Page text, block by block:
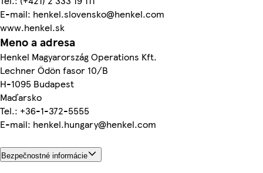
E-mail: henkel.slovensko@henkel.com
www.henkel.sk
Meno a adresa
Henkel Magyarország Operations Kft.
Lechner Ödön fasor 10/B
H-1095 Budapest
Maďarsko
Tel.: +36-1-372-5555
E-mail: henkel.hungary@henkel.com
Bezpečnostné informácie